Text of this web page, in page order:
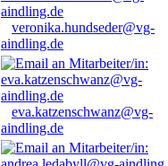
veronika.hundseder@vg-
aindling.de
eva.katzenschwanz@vg-
aindling.de